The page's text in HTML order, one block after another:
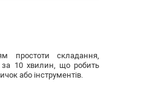
простоти складання,
10 хвилин, що робить
або інструментів.